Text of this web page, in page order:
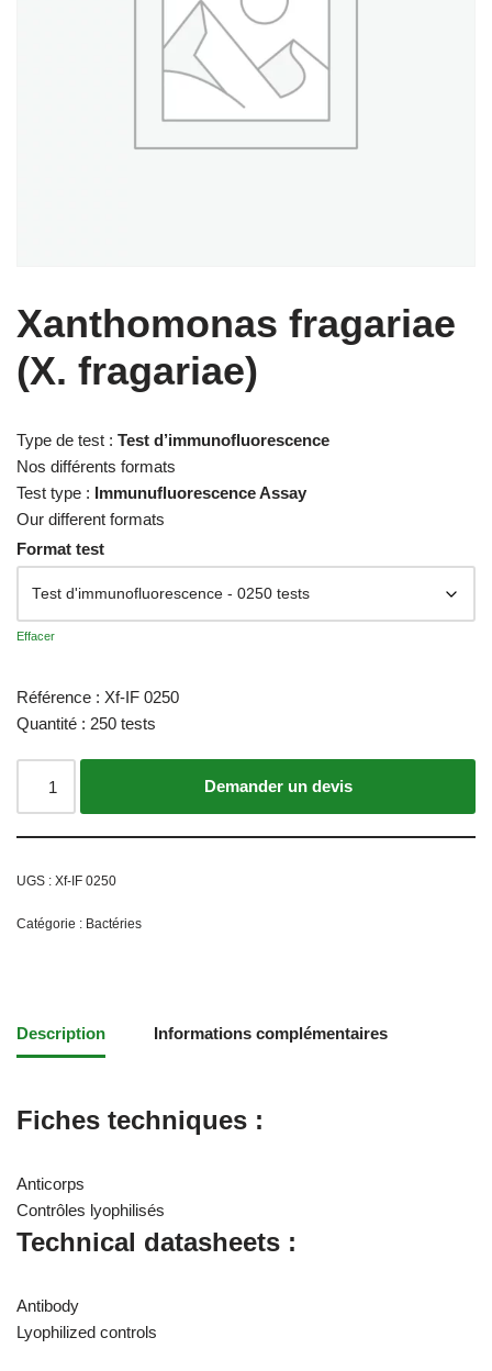
Xanthomonas fragariae
(X. fragariae)
Type de test : Test d’immunofluorescence
Nos différents formats
Test type : Immunufluorescence Assay
Our different formats
Format test
Effacer
Référence : Xf-IF 0250
Quantité : 250 tests
Ajouter au panier
UGS : Xf-IF 0250
Catégorie : Bactéries
Description Informations complémentaires
Fiches techniques :
Anticorps
Contrôles lyophilisés
Technical datasheets :
Antibody
Lyophilized controls